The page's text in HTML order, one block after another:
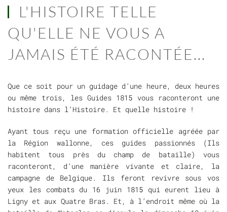
L'HISTOIRE TELLE
QU'ELLE NE VOUS A
JAMAIS ÉTÉ RACONTÉE...
Que ce soit pour un guidage d’une heure, deux heures
ou même trois, les Guides 1815 vous raconteront une
histoire dans l’Histoire. Et quelle histoire !
Ayant tous reçu une formation officielle agréée par
la Région wallonne, ces guides passionnés (Ils
habitent tous près du champ de bataille) vous
raconteront, d’une manière vivante et claire, la
campagne de Belgique. Ils feront revivre sous vos
yeux les combats du 16 juin 1815 qui eurent lieu à
Ligny et aux Quatre Bras. Et, à l’endroit même où la